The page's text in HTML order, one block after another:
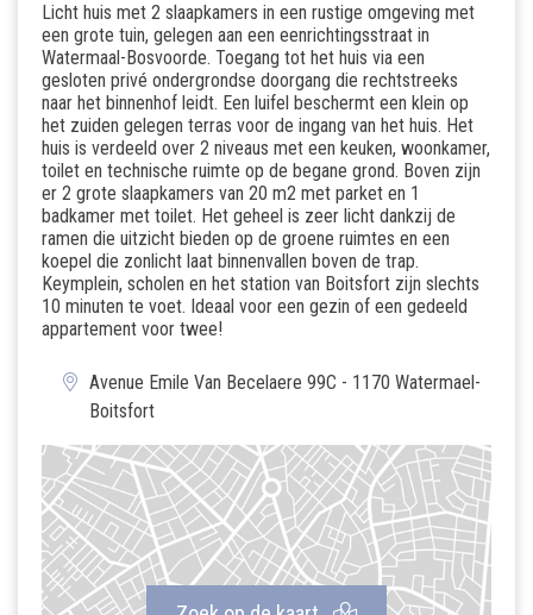
Licht huis met 2 slaapkamers in een rustige omgeving met
een grote tuin, gelegen aan een eenrichtingsstraat in
Watermaal-Bosvoorde. Toegang tot het huis via een
gesloten privé ondergrondse doorgang die rechtstreeks
naar het binnenhof leidt. Een luifel beschermt een klein op
het zuiden gelegen terras voor de ingang van het huis. Het
huis is verdeeld over 2 niveaus met een keuken, woonkamer,
toilet en technische ruimte op de begane grond. Boven zijn
er 2 grote slaapkamers van 20 m2 met parket en 1
badkamer met toilet. Het geheel is zeer licht dankzij de
ramen die uitzicht bieden op de groene ruimtes en een
koepel die zonlicht laat binnenvallen boven de trap.
Keymplein, scholen en het station van Boitsfort zijn slechts
10 minuten te voet. Ideaal voor een gezin of een gedeeld
appartement voor twee!
Avenue Emile Van Becelaere 99C - 1170 Watermael-
Boitsfort